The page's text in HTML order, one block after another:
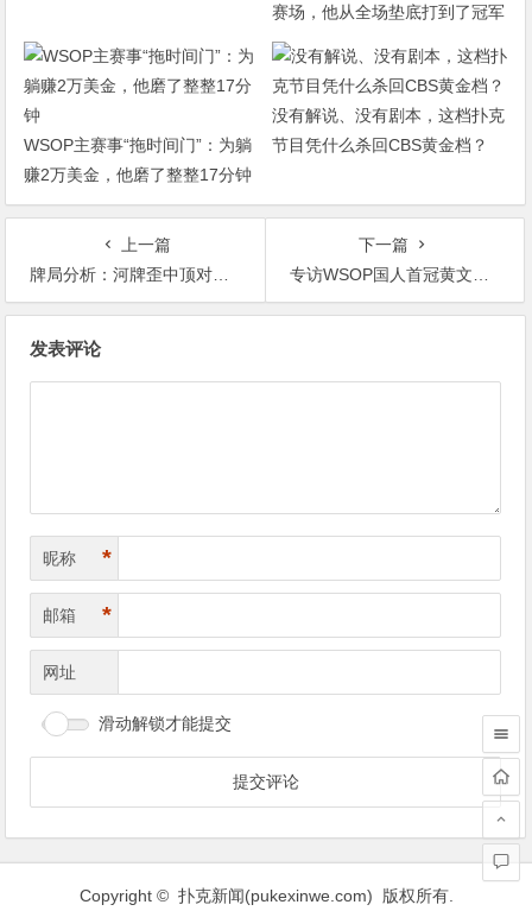
赛场，他从全场垫底打到了冠军
争夺者
WSOP主赛事“拖时间门”：为躺
赚2万美金，他磨了整整17分钟
没有解说、没有剧本，这档扑克
节目凭什么杀回CBS黄金档？
上一篇
牌局分析：河牌歪中顶对被donk allin
下一篇
专访WSOP国人首冠黄文杰｜前主赛冠军也成手下败将，力抗茅人及等高手勇夺金手链！
发表评论
昵称 *
邮箱 *
网址
滑动解锁才能提交
Copyright © 扑克新闻(pukexinwe.com) 版权所有.